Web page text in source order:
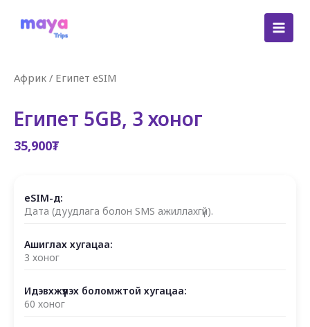
Африк / Египет eSIM
Египет 5GB, 3 хоног
35,900₮
eSIM-д:
Дата (дуудлага болон SMS ажиллахгүй).
Ашиглах хугацаа:
3 хоног
Идэвхжүүлэх боломжтой хугацаа:
60 хоног